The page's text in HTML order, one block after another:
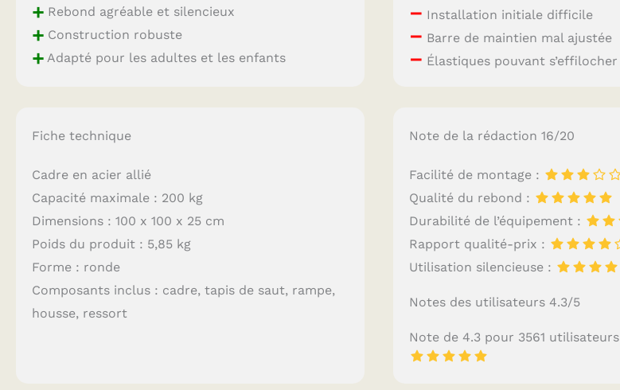
+ Rebond agréable et silencieux
+ Construction robuste
+ Adapté pour les adultes et les enfants
– Installation initiale difficile
– Barre de maintien mal ajustée
– Élastiques pouvant s’effilocher
Fiche technique
Cadre en acier allié
Capacité maximale : 200 kg
Dimensions : 100 x 100 x 25 cm
Poids du produit : 5,85 kg
Forme : ronde
Composants inclus : cadre, tapis de saut, rampe,
housse, ressort
Note de la rédaction 16/20
Facilité de montage :
Qualité du rebond :
Durabilité de l’équipement :
Rapport qualité-prix :
Utilisation silencieuse :
Notes des utilisateurs 4.3/5
Note de 4.3 pour 3561 utilisateurs